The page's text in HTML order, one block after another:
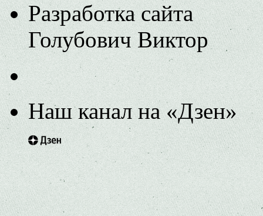
Разработка сайта
Голубович Виктор
Наш канал на «Дзен»